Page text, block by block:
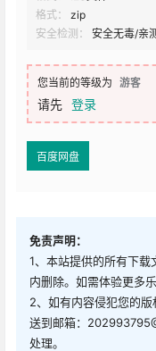
格式：
zip
安全检测：
安全无毒/亲
您当前的等级为 游客
请先 登录
百度网盘
免责声明：
1、本站提供的所有下
内删除。如需体验更多
2、如有内容侵犯您的
送到邮箱：
处理。